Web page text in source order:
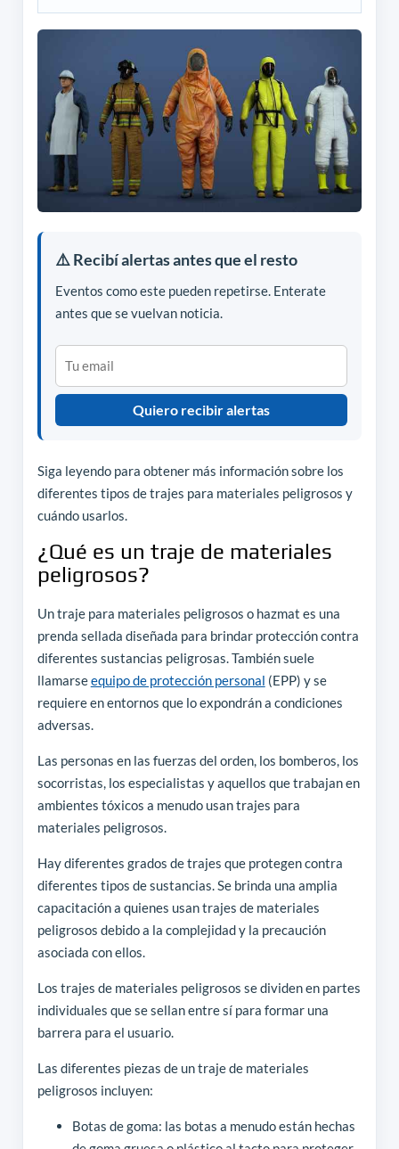
⚠️ Recibí alertas antes que el resto
Eventos como este pueden repetirse. Enterate
antes que se vuelvan noticia.
Quiero recibir alertas
Siga leyendo para obtener más información sobre los
diferentes tipos de trajes para materiales peligrosos y
cuándo usarlos.
¿Qué es un traje de materiales
peligrosos?
Un traje para materiales peligrosos o hazmat es una
prenda sellada diseñada para brindar protección contra
diferentes sustancias peligrosas. También suele
llamarseequipo de protección personal (EPP) y se
requiere en entornos que lo expondrán a condiciones
adversas.
Las personas en las fuerzas del orden, los bomberos, los
socorristas, los especialistas y aquellos que trabajan en
ambientes tóxicos a menudo usan trajes para
materiales peligrosos.
Hay diferentes grados de trajes que protegen contra
diferentes tipos de sustancias. Se brinda una amplia
capacitación a quienes usan trajes de materiales
peligrosos debido a la complejidad y la precaución
asociada con ellos.
Los trajes de materiales peligrosos se dividen en partes
individuales que se sellan entre sí para formar una
barrera para el usuario.
Las diferentes piezas de un traje de materiales
peligrosos incluyen:
Botas de goma: las botas a menudo están hechas